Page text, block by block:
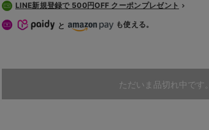
LINE新規登録で 500円OFF クーポンプレゼント
と も使える。
ただいま品切れ中です。